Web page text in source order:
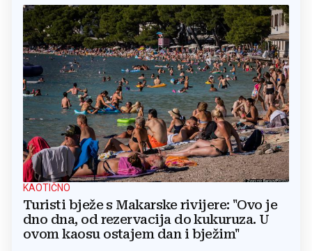
KAOTIČNO
Turisti bježe s Makarske rivijere: "Ovo je
dno dna, od rezervacija do kukuruza. U
ovom kaosu ostajem dan i bježim"